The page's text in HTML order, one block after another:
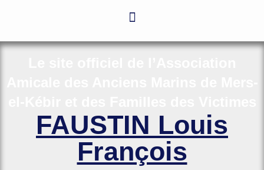
FAUSTIN Louis
François